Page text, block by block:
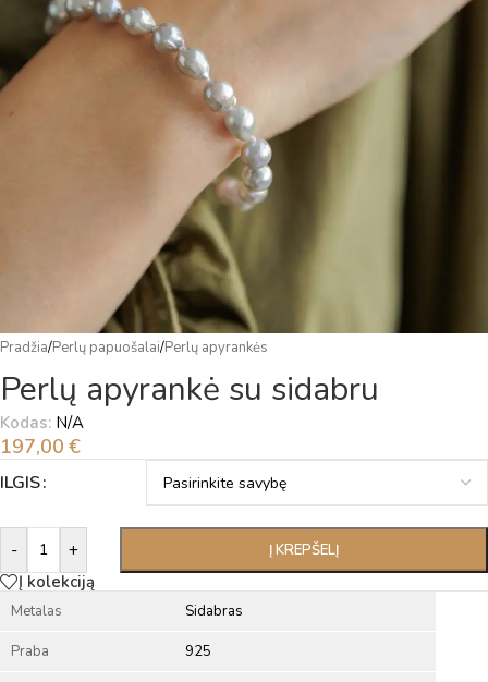
Pradžia/Perlų papuošalai/Perlų apyrankės
Perlų apyrankė su sidabru
Kodas: N/A
197,00 €
ILGIS
- + Į KREPŠELĮ
Alternative:
Į kolekciją
Metalas Sidabras
Praba 925